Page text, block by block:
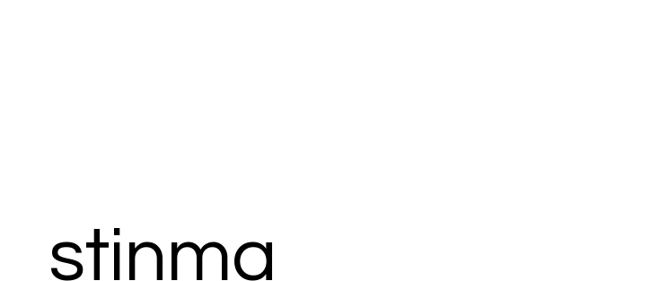
stinma